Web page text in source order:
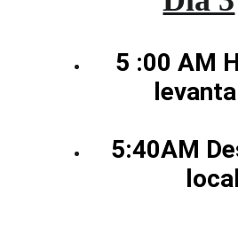
5 :00 AM
5:40AM